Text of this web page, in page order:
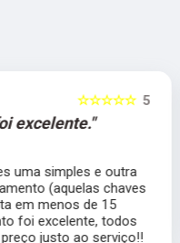
"Ótimo
Atendimento
merece muito
certeza.